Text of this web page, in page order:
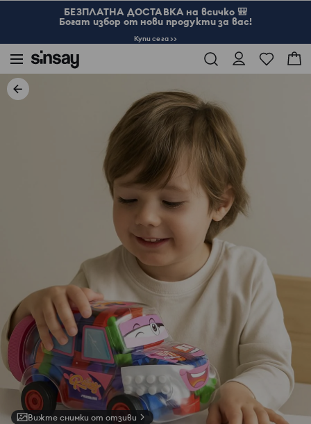
БЕЗПЛАТНА ДОСТАВКА на всичко 🎒
Богат избор от нови продукти за вас!
Купи сега >>
Вижте снимки от отзиви